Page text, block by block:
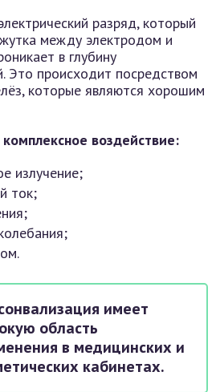
разряд, который
между электродом и
в глубину
Это происходит посредством
которые являются хорошим
комплексное воздействие:
излучение;
ток;
имеет
область
в медицинских и
кабинетах.